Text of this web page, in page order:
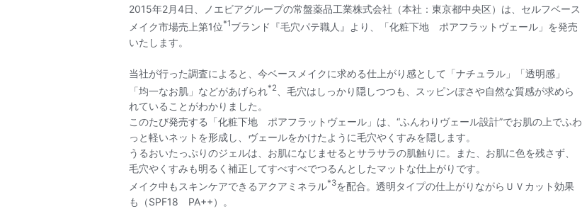
2015年2月4日、ノエビアグループの常盤薬品工業株式会社（本社：東京都中央区）は、セルフベース
メイク市場売上第1位*1ブランド『毛穴パテ職人』より、「化粧下地 ポアフラットヴェール」を発売
いたします。
当社が行った調査によると、今ベースメイクに求める仕上がり感として「ナチュラル」「透明感」
「均一なお肌」などがあげられ *2
、毛穴はしっかり隠しつつも、スッピンぽさや自然な質感が求めら
れていることがわかりました。
このたび発売する「化粧下地 ポアフラットヴェール」は、“ふんわりヴェール設計”でお肌の上でふわ
っと軽いネットを形成し、ヴェールをかけたように毛穴やくすみを隠します。
うるおいたっぷりのジェルは、お肌になじませるとサラサラの肌触りに。また、お肌に色を残さず、
毛穴やくすみも明るく補正してすべすべでつるんとしたマットな仕上がりです。
メイク中もスキンケアできるアクアミネラル*3を配合。透明タイプの仕上がりながらＵＶカット効果
も（SPF18 PA++）。